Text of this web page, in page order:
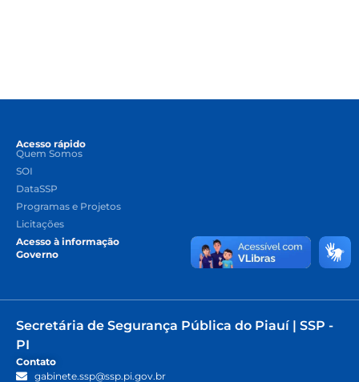
Acesso rápido
Quem Somos
SOI
DataSSP
Programas e Projetos
Licitações
Acesso à informação
Governo
Secretária de Segurança Pública do Piauí | SSP -
PI
Contato
gabinete.ssp@ssp.pi.gov.br